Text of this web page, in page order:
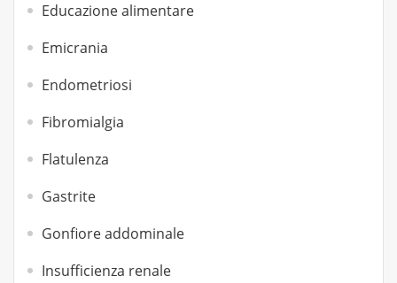
Educazione alimentare
Emicrania
Endometriosi
Fibromialgia
Flatulenza
Gastrite
Gonfiore addominale
Insufficienza renale